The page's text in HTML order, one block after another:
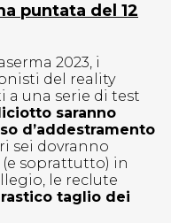
puntata del 12
2023, i
del reality
a una serie di test
saranno
d’addestramento
sei dovranno
soprattutto) in
le reclute
taglio dei